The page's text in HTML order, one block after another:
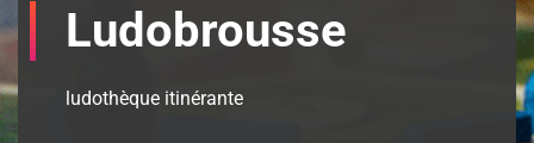
Ludobrousse
ludothèque itinérante